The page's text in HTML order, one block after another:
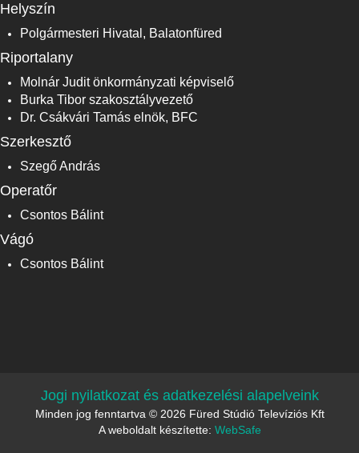
Helyszín
Polgármesteri Hivatal, Balatonfüred
Riportalany
Molnár Judit önkormányzati képviselő
Burka Tibor szakosztályvezető
Dr. Csákvári Tamás elnök, BFC
Szerkesztő
Szegő András
Operatőr
Csontos Bálint
Vágó
Csontos Bálint
Jogi nyilatkozat és adatkezelési alapelveink
Minden jog fenntartva © 2026 Füred Stúdió Televíziós Kft
A weboldalt készítette: WebSafe